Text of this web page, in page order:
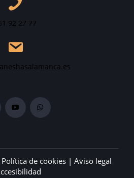
92 27 77
Política de cookies | Aviso legal